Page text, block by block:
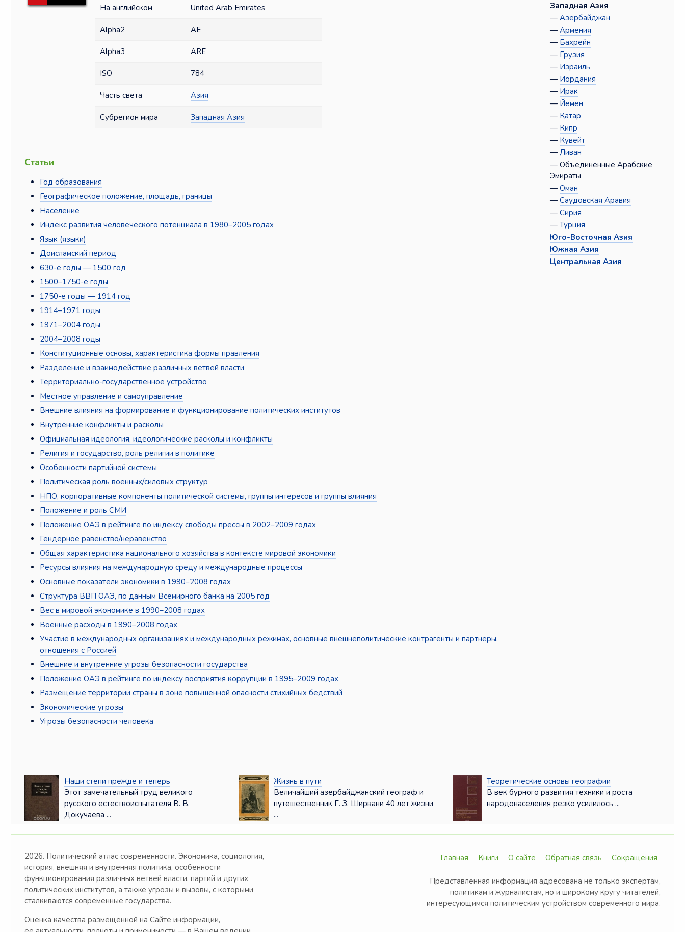
На английском United Arab Emirates
Alpha2 AE
Alpha3 ARE
ISO 784
Часть света Азия
Субрегион мира Западная Азия
Статьи
Год образования
Географическое положение, площадь, границы
Население
Индекс развития человеческого потенциала в 1980–2005 годах
Язык (языки)
Доисламский период
630-е годы — 1500 год
1500–1750-е годы
1750-е годы — 1914 год
1914–1971 годы
1971–2004 годы
2004–2008 годы
Конституционные основы, характеристика формы правления
Разделение и взаимодействие различных ветвей власти
Территориально-государственное устройство
Местное управление и самоуправление
Внешние влияния на формирование и функционирование политических институтов
Внутренние конфликты и расколы
Официальная идеология, идеологические расколы и конфликты
Религия и государство, роль религии в политике
Особенности партийной системы
Политическая роль военных/силовых структур
НПО, корпоративные компоненты политической системы, группы интересов и группы влияния
Положение и роль СМИ
Положение ОАЭ в рейтинге по индексу свободы прессы в 2002–2009 годах
Гендерное равенство/неравенство
Общая характеристика национального хозяйства в контексте мировой экономики
Ресурсы влияния на международную среду и международные процессы
Основные показатели экономики в 1990–2008 годах
Структура ВВП ОАЭ, по данным Всемирного банка на 2005 год
Вес в мировой экономике в 1990–2008 годах
Военные расходы в 1990–2008 годах
Участие в международных организациях и международных режимах, основные внешнеполитические контрагенты и партнёры,
отношения с Россией
Внешние и внутренние угрозы безопасности государства
Положение ОАЭ в рейтинге по индексу восприятия коррупции в 1995–2009 годах
Размещение территории страны в зоне повышенной опасности стихийных бедствий
Экономические угрозы
Угрозы безопасности человека
Западная Азия
—Азербайджан
—Армения
— Бахрейн
— Грузия
— Израиль
— Иордания
— Ирак
— Йемен
— Катар
— Кипр
— Кувейт
—Ливан
— Объединённые Арабские
Эмираты
—Оман
—Саудовская Аравия
—Сирия
—Турция
Юго-Восточная Азия
Южная Азия
Центральная Азия
Наши степи прежде и теперь
Этот замечательный труд великого
русского естествоиспытателя В. В.
Докучаева ...
Жизнь в пути
Величайший азербайджанский географ и
путешественник Г. З. Ширвани 40 лет жизни
...
Теоретические основы географии
В век бурного развития техники и роста
народонаселения резко усилилось ...
2026. Политический атлас современности. Экономика, социология,
история, внешняя и внутренняя политика, особенности
функционирования различных ветвей власти, партий и других
политических институтов, а также угрозы и вызовы, с которыми
сталкиваются современные государства.
Оценка качества размещённой на Сайте информации,
Главная Книги О сайте Обратная связь Сокращения
Представленная информация адресована не только экспертам,
политикам и журналистам, но и широкому кругу читателей,
интересующимся политическим устройством современного мира.